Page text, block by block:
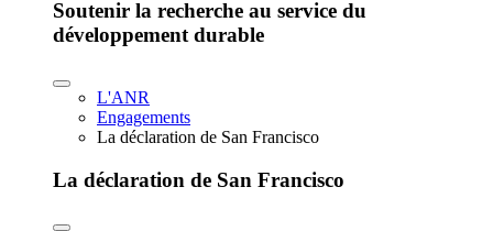
Soutenir la recherche au service du
développement durable
L'ANR
Engagements
La déclaration de San Francisco
La déclaration de San Francisco